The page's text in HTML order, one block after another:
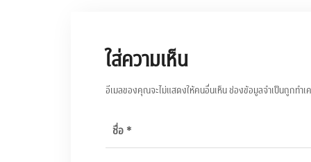
ใส่ความเห็น
อีเมลของคุณจะไม่แสดงให้คนอื่นเห็นช่องข้อมูลจำเป็นถูกทำเ